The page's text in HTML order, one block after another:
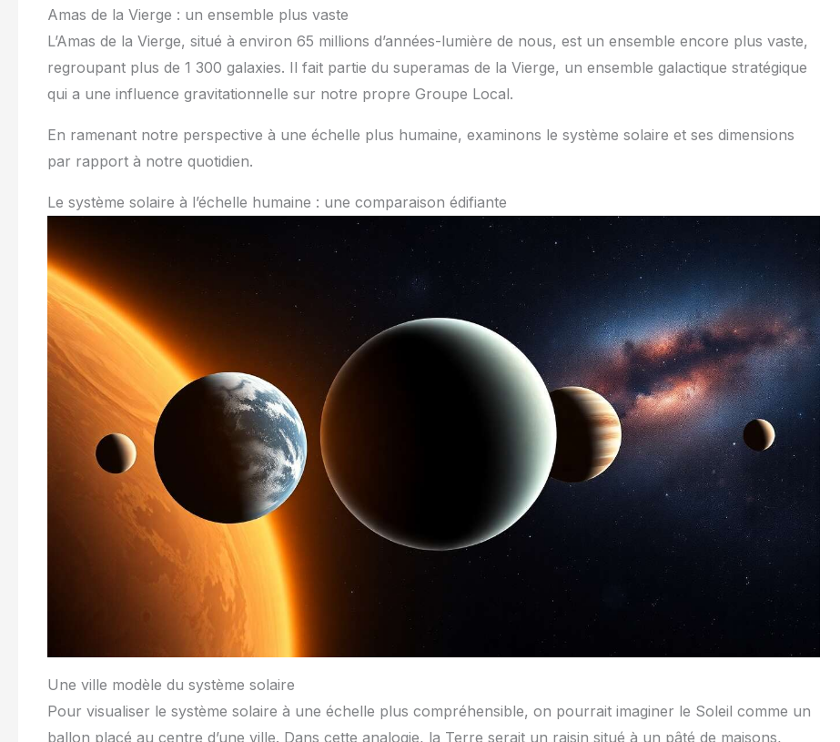
Amas de la Vierge : un ensemble plus vaste
L’Amas de la Vierge, situé à environ 65 millions d’années-lumière de nous, est un ensemble encore plus vaste,
regroupant plus de 1 300 galaxies. Il fait partie du superamas de la Vierge, un ensemble galactique stratégique
qui a une influence gravitationnelle sur notre propre Groupe Local.
En ramenant notre perspective à une échelle plus humaine, examinons le système solaire et ses dimensions
par rapport à notre quotidien.
Le système solaire à l’échelle humaine : une comparaison édifiante
Une ville modèle du système solaire
Pour visualiser le système solaire à une échelle plus compréhensible, on pourrait imaginer le Soleil comme un
ballon placé au centre d’une ville. Dans cette analogie, la Terre serait un raisin situé à un pâté de maisons,